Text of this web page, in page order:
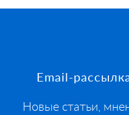
Footer
Email-
Новые статьи,